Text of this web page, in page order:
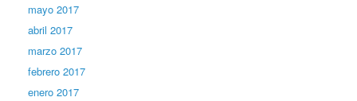
mayo 2017
abril 2017
marzo 2017
febrero 2017
enero 2017